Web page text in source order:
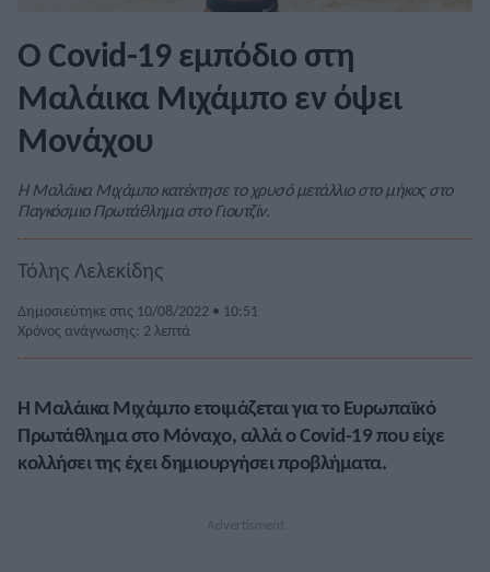
Ο Covid-19 εμπόδιο στη
Μαλάικα Μιχάμπο εν όψει
Μονάχου
Η Μαλάικα Μιχάμπο κατέκτησε το χρυσό μετάλλιο στο μήκος στο
Παγκόσμιο Πρωτάθλημα στο Γιουτζίν.
Τόλης Λελεκίδης
Δημοσιεύτηκε στις 10/08/2022 • 10:51
Χρόνος ανάγνωσης: 2 λεπτά
Η Μαλάικα Μιχάμποετοιμάζεται για το Ευρωπαϊκό
Πρωτάθλημα στο Μόναχο, αλλά ο Covid-19 που είχε
κολλήσει της έχει δημιουργήσει προβλήματα.